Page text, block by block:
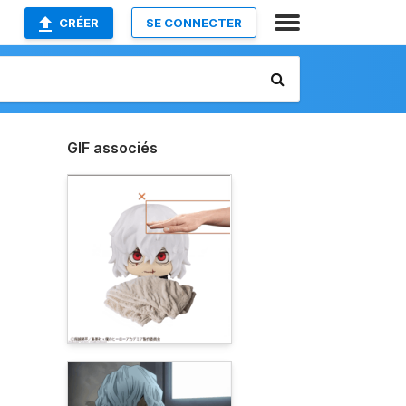
CRÉER SE CONNECTER
GIF associés